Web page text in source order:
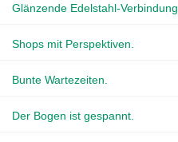
Glänzende Edelstahl-Verbindung.
Shops mit Perspektiven.
Bunte Wartezeiten.
Der Bogen ist gespannt.